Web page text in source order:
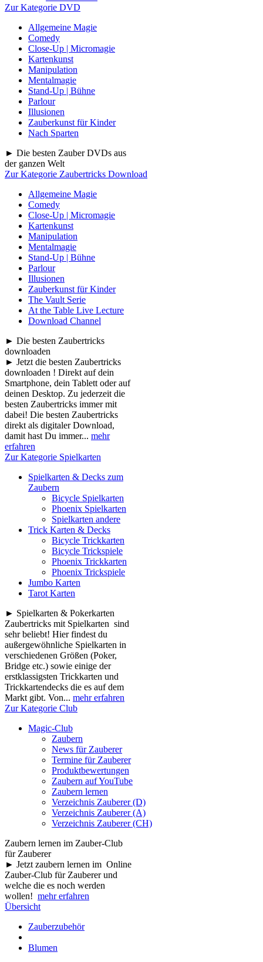
Zur Kategorie DVD
Allgemeine Magie
Comedy
Close-Up | Micromagie
Kartenkunst
Manipulation
Mentalmagie
Stand-Up | Bühne
Parlour
Illusionen
Zauberkunst für Kinder
Nach Sparten
► Die besten Zauber DVDs aus
der ganzen Welt
Zur Kategorie Zaubertricks Download
Allgemeine Magie
Comedy
Close-Up | Micromagie
Kartenkunst
Manipulation
Mentalmagie
Stand-Up | Bühne
Parlour
Illusionen
Zauberkunst für Kinder
The Vault Serie
At the Table Live Lecture
Download Channel
► Die besten Zaubertricks
downloaden
► Jetzt die besten Zaubertricks
downloaden ! Direkt auf dein
Smartphone, dein Tablett oder auf
deinen Desktop. Zu jederzeit die
besten Zaubertricks immer mit
dabei! Die besten Zaubertricks
direkt als digitaler Download,
damit hast Du immer... mehr
erfahren
Zur Kategorie Spielkarten
Spielkarten & Decks zum
Zaubern
Bicycle Spielkarten
Phoenix Spielkarten
Spielkarten andere
Trick Karten & Decks
Bicycle Trickkarten
Bicycle Trickspiele
Phoenix Trickkarten
Phoenix Trickspiele
Jumbo Karten
Tarot Karten
► Spielkarten & Pokerkarten
Zaubertricks mit Spielkarten sind
sehr beliebt! Hier findest du
außergewöhnliche Spielkarten in
verschiedenen Größen (Poker,
Bridge etc.) sowie einige der
erstklassigsten Trickkarten und
Trickkartendecks die es auf dem
Markt gibt. Von... mehr erfahren
Zur Kategorie Club
Magic-Club
Zaubern
News für Zauberer
Termine für Zauberer
Produktbewertungen
Zaubern auf YouTube
Zaubern lernen
Verzeichnis Zauberer (D)
Verzeichnis Zauberer (A)
Verzeichnis Zauberer (CH)
Zaubern lernen im Zauber-Club
für Zauberer
► Jetzt zaubern lernen im Online
Zauber-Club für Zauberer und
welche die es noch werden
wollen! mehr erfahren
Übersicht
Zauberzubehör
Blumen